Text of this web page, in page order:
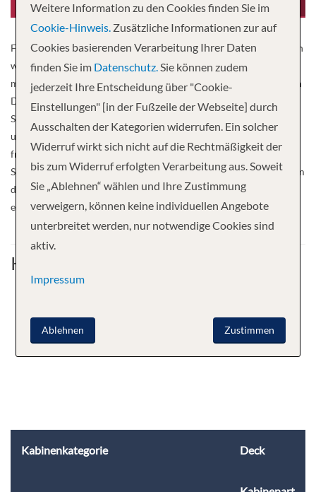
Für Ihre bequeme Reise auf den ukrainischen Wasserstraßen haben
wir MS Dnepr Star für Sie ausgewählt. Das Schiff wurde zusammen
mit einer Serie von Schwesternschiffen zwischen 1983 und 1988 in
Deutschland gebaut und wird regelmäßig renoviert. Das große
Sonnendeck und die Rundum-Promenaden laden zum Entspannen
und Beobachten der schönen Flusslandschaften ein. Die sehr
freundliche Schiffscrew ist um Ihr Wohl bemüht und wird dafür
Sorge tragen, daß Sie sich heimisch fühlen. Ihr Schiff ist optimal, um
die Schönheiten der Ukraine bequem und komfortabel zu
entdecken.
Kabine
Kabinenkategorie Deck
Weitere Information zu den Cookies finden Sie im
Cookie-Hinweis. Zusätzliche Informationen zur auf
Cookies basierenden Verarbeitung Ihrer Daten
finden Sie im Datenschutz.Sie können zudem
jederzeit Ihre Entscheidung über "Cookie-
Einstellungen" [in der Fußzeile der Webseite] durch
Ausschalten der Kategorien widerrufen. Ein solcher
Widerruf wirkt sich nicht auf die Rechtmäßigkeit der
bis zum Widerruf erfolgten Verarbeitung aus. Soweit
Sie „Ablehnen“ wählen und Ihre Zustimmung
verweigern, können keine individuellen Angebote
unterbreitet werden, nur notwendige Cookies sind
aktiv.
Impressum
Zustimmen
Ablehnen